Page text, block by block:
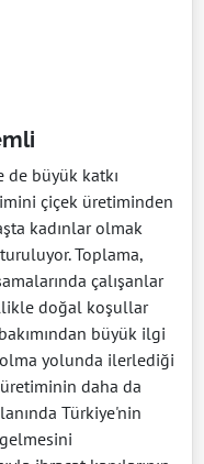
de büyük katkı
çiçek üretiminden
kadınlar olmak
Toplama,
çalışanlar
doğal koşullar
büyük ilgi
olma yolunda ilerlediği
daha da
Türkiye'nin